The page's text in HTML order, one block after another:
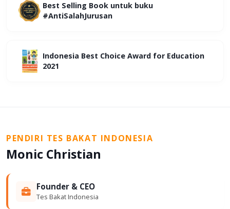
Best Selling Book untuk buku
#AntiSalahJurusan
Indonesia Best Choice Award for Education
2021
PENDIRI TES BAKAT INDONESIA
Monic Christian
Founder & CEO
Tes Bakat Indonesia